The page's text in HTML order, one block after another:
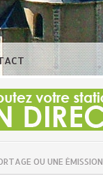
OU UNE ÉMISSION